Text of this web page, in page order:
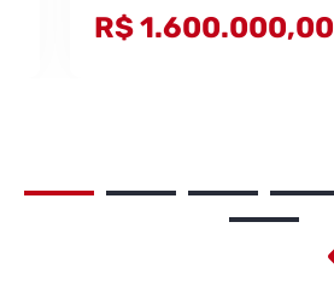
R$ 1.600.000,00